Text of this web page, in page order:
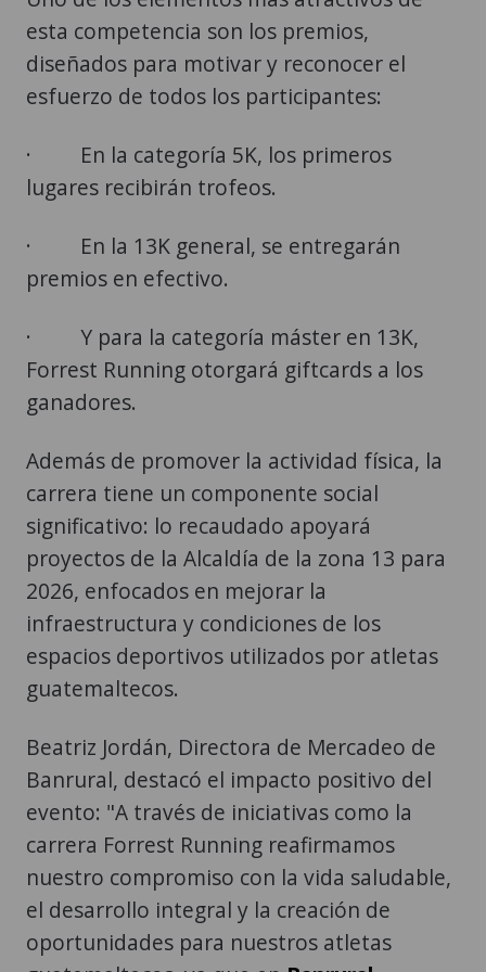
esta competencia son los premios,
diseñados para motivar y reconocer el
esfuerzo de todos los participantes:
· En la categoría 5K, los primeros
lugares recibirán trofeos.
· En la 13K general, se entregarán
premios en efectivo.
· Y para la categoría máster en 13K,
Forrest Running otorgará giftcards a los
ganadores.
Además de promover la actividad física, la
carrera tiene un componente social
significativo: lo recaudado apoyará
proyectos de la Alcaldía de la zona 13 para
2026, enfocados en mejorar la
infraestructura y condiciones de los
espacios deportivos utilizados por atletas
guatemaltecos.
Beatriz Jordán, Directora de Mercadeo de
Banrural, destacó el impacto positivo del
evento: "A través de iniciativas como la
carrera Forrest Running reafirmamos
nuestro compromiso con la vida saludable,
el desarrollo integral y la creación de
oportunidades para nuestros atletas